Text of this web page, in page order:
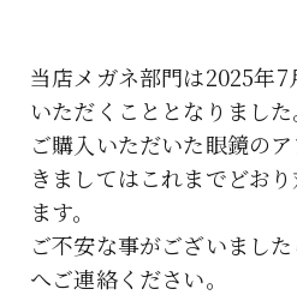
当店メガネ部門は2025年
いただくこととなりました
ご購入いただいた眼鏡の
きましてはこれまでどお
ます。
ご不安な事がございまし
へご連絡ください。